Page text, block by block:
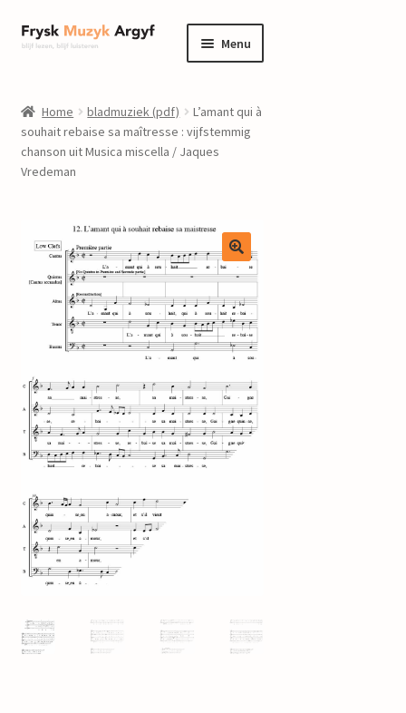
Ga
door
navigatie
Ga
naar
inhoud
Menu
informatie
Submenu
Componisten
nieuws
events
contact
mijn account
Home bladmuziek (pdf)
L’amant qui à
souhait rebaise sa maîtresse : vijfstemmig
chanson uit Musica miscella / Jaques
Vredeman